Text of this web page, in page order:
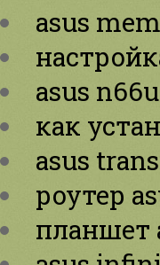
asus
asus n66u
как
asus
роутер
планшет